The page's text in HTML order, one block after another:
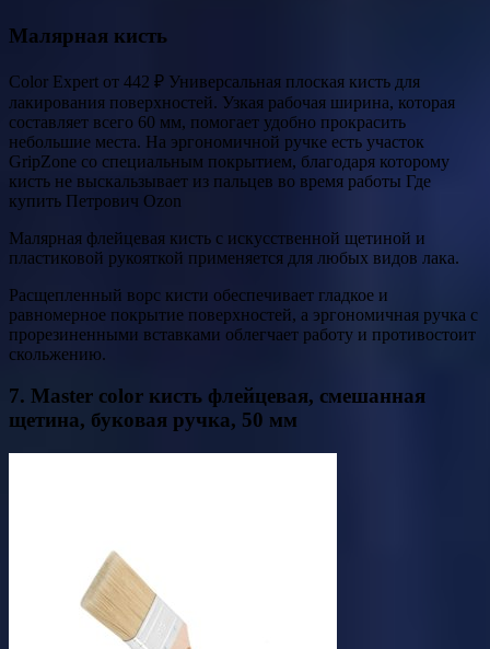
Малярная кисть
Color Expert от 442 ₽ Универсальная плоская кисть для
лакирования поверхностей. Узкая рабочая ширина, которая
составляет всего 60 мм, помогает удобно прокрасить
небольшие места. На эргономичной ручке есть участок
GripZone со специальным покрытием, благодаря которому
кисть не выскальзывает из пальцев во время работы Где
купить Петрович Ozon
Малярная флейцевая кисть с искусственной щетиной и
пластиковой рукояткой применяется для любых видов лака.
Расщепленный ворс кисти обеспечивает гладкое и
равномерное покрытие поверхностей, а эргономичная ручка с
прорезиненными вставками облегчает работу и противостоит
скольжению.
7. Master color кисть флейцевая, смешанная
щетина, буковая ручка, 50 мм